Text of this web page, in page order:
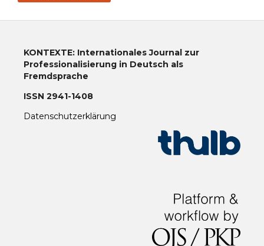
KONTEXTE: Internationales Journal zur
Professionalisierung in Deutsch als
Fremdsprache
ISSN 2941-1408
Datenschutzerklärung